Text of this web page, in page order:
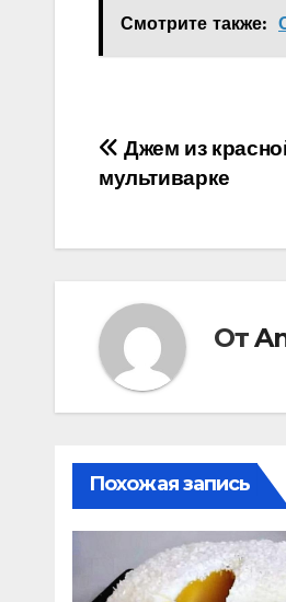
Смотрите также:
Навигация
по
записям
Джем из
мультиварке
От
Похожая запись